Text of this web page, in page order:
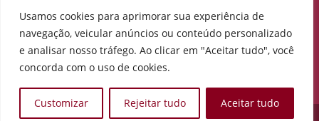
Usamos cookies para aprimorar sua experiência de
navegação, veicular anúncios ou conteúdo personalizado
e analisar nosso tráfego. Ao clicar em "Aceitar tudo", você
concorda com o uso de cookies.
Customizar Rejeitar tudo Aceitar tudo
projecao@projecaocorretora.com.br
Rua Júlio Perneta, 200 – Curitiba –PR
Copyright - Projeção Corretora de Seguros